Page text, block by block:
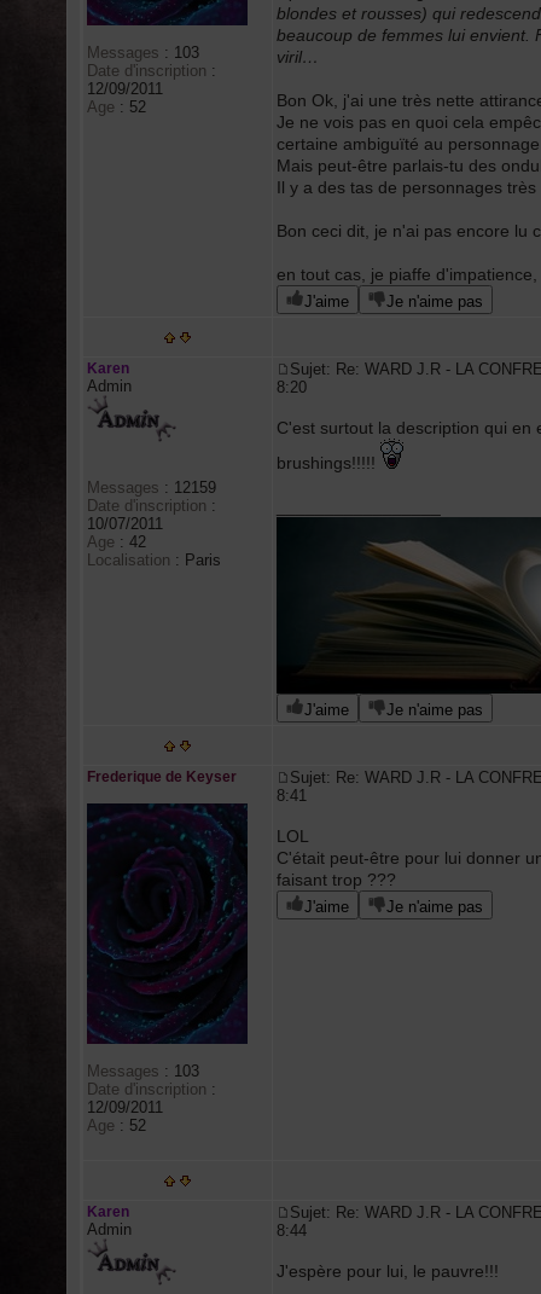
Messages : 103
Date d'inscription :
12/09/2011
Age : 52
blondes et rousses) qui
beaucoup de femmes lui envient.
viril…
Bon Ok, j'ai une très nette
Je ne vois pas en quoi cela
certaine ambiguïté au
Mais peut-être parlais-tu des
Il y a des tas de personnages
Bon ceci dit, je n'ai pas encore lu
en tout cas, je piaffe
J'aime Je n'aime pas
Karen
Admin
Messages : 12159
Date d'inscription :
10/07/2011
Age : 42
Localisation : Paris
Sujet: Re: WARD J.R - LA
8:20
C'est surtout la description qui
brushings!!!!!
J'aime Je n'aime pas
Frederique de Keyser
Messages : 103
Date d'inscription :
12/09/2011
Age : 52
Sujet: Re: WARD J.R - LA
8:41
LOL
C'était peut-être pour lui donner
faisant trop ???
J'aime Je n'aime pas
Karen
Admin
Sujet: Re: WARD J.R - LA
8:44
J'espère pour lui, le pauvre!!!